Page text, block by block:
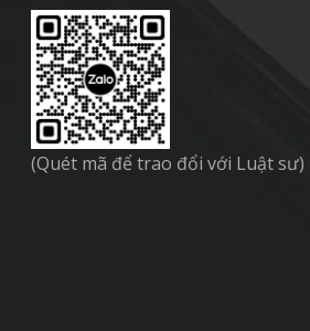
(Quét mã để trao đổi với Luật sư)